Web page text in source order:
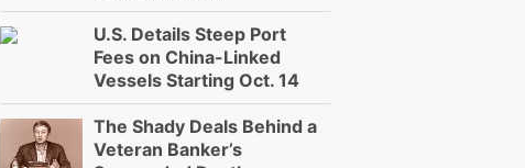
U.S. Details Steep Port
Fees on China-Linked
Vessels Starting Oct. 14
The Shady Deals Behind a
Veteran Banker’s